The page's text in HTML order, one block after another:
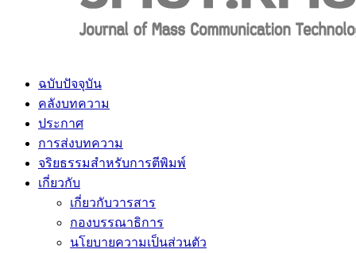
ฉบับปัจจุบัน
คลังบทความ
ประกาศ
การส่งบทความ
จริยธรรมสำหรับการตีพิมพ์
เกี่ยวกับ
เกี่ยวกับวารสาร
กองบรรณาธิการ
นโยบายความเป็นส่วนตัว